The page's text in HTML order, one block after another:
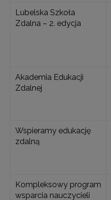
Lubelska Szkoła
Zdalna – 2. edycja
Akademia Edukacji
Zdalnej
Wspieramy edukację
zdalną
Kompleksowy program
wsparcia nauczycieli